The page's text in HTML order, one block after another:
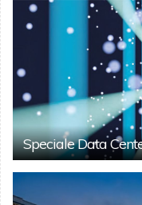
Speciale Data